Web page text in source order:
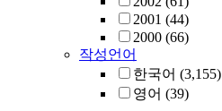
2001 (44)
2000 (66)
작성언어
한국어 (3,155)
영어 (39)